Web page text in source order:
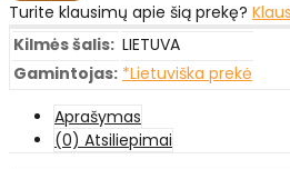
Turite klausimų apie šią prekę?
Kilmės šalis: LIETUVA
Gamintojas: *Lietuviška prekė
Aprašymas
(0) Atsiliepimai